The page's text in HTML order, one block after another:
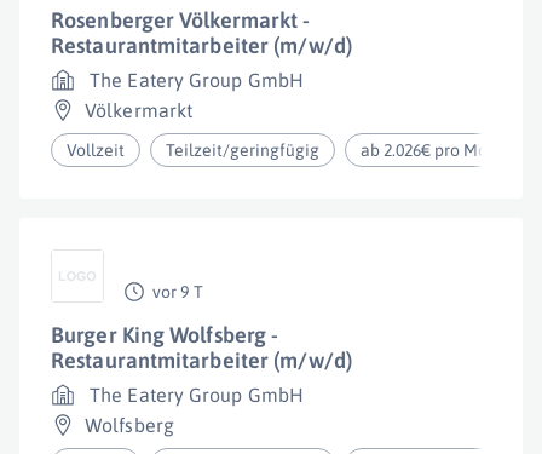
Rosenberger Völkermarkt -
Restaurantmitarbeiter (m/w/d)
The Eatery Group GmbH
Völkermarkt
Vollzeit Teilzeit/geringfügig ab 2.026€ pro Monat
vor 9 T
Burger King Wolfsberg -
Restaurantmitarbeiter (m/w/d)
The Eatery Group GmbH
Wolfsberg